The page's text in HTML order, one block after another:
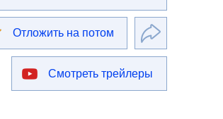
Отложить на потом
Смотреть трейлеры